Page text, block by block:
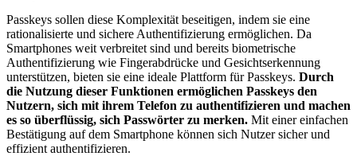
Passkeys sollen diese Komplexität beseitigen, indem sie eine
rationalisierte und sichere Authentifizierung ermöglichen. Da
Smartphones weit verbreitet sind und bereits biometrische
Authentifizierung wie Fingerabdrücke und Gesichtserkennung
unterstützen, bieten sie eine ideale Plattform für Passkeys. Durch
die Nutzung dieser Funktionen ermöglichen Passkeys den
Nutzern, sich mit ihrem Telefon zu authentifizieren und machen
es so überflüssig, sich Passwörter zu merken. Mit einer einfachen
Bestätigung auf dem Smartphone können sich Nutzer sicher und
effizient authentifizieren.